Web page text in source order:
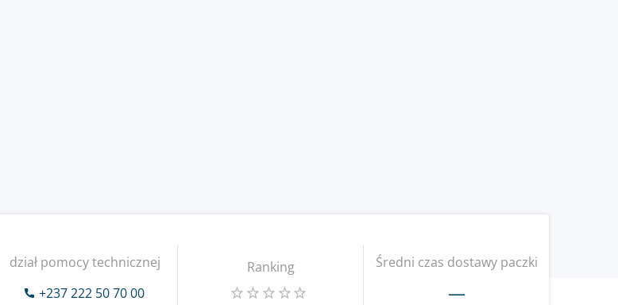
dział pomocy technicznej
+237 222 50 70 00
Ranking Średni czas dostawy paczki
—